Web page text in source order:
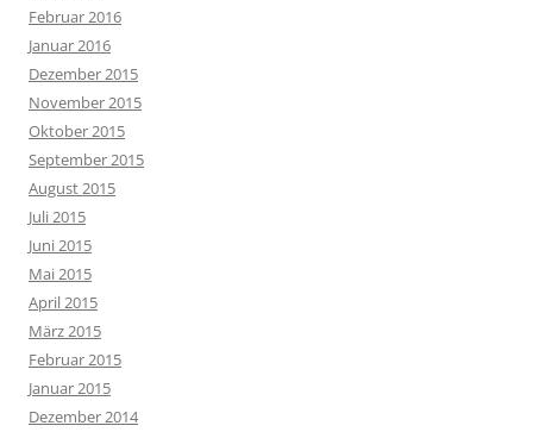
Februar 2016
Januar 2016
Dezember 2015
November 2015
Oktober 2015
September 2015
August 2015
Juli 2015
Juni 2015
Mai 2015
April 2015
März 2015
Februar 2015
Januar 2015
Dezember 2014